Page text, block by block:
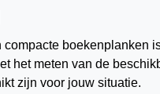
compacte boekenplanken
het meten van de
zijn voor jouw situatie.